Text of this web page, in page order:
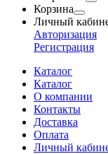
Корзина
Личный
Авторизация
Регистрация
Каталог
Каталог
О компании
Контакты
Доставка
Оплата
Личный